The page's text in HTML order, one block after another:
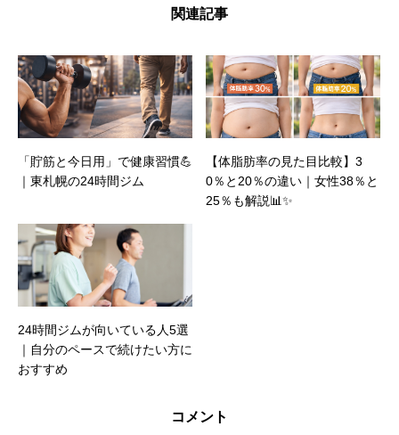
関連記事
「貯筋と今日用」で健康習慣💪
｜東札幌の24時間ジム
【体脂肪率の見た目比較】3
0％と20％の違い｜女性38％と
25％も解説📊✨
24時間ジムが向いている人5選
｜自分のペースで続けたい方に
おすすめ
コメント